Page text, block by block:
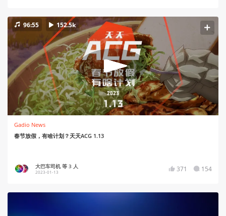
96:55 152.5k
Gadio News
春节放假，有啥计划？天天ACG 1.13
大巴车司机 等 3 人
2023-01-13 371 154